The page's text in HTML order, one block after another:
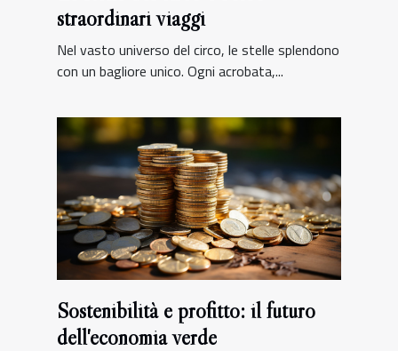
straordinari viaggi
Nel vasto universo del circo, le stelle splendono
con un bagliore unico. Ogni acrobata,...
Sostenibilità e profitto: il futuro
dell'economia verde